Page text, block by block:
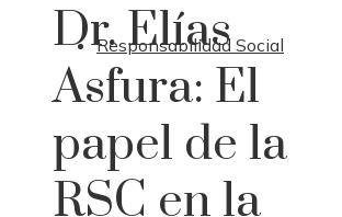
Responsabilidad Social
Dr. Elías
Asfura: El
papel de la
RSC en la